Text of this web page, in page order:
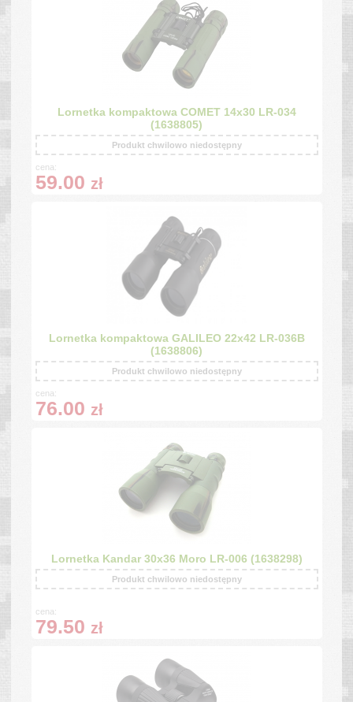
Lornetka kompaktowa COMET 14x30 LR-034
(1638805)
Produkt chwilowo niedostępny
cena:
59.00 zł
Lornetka kompaktowa GALILEO 22x42 LR-036B
(1638806)
Produkt chwilowo niedostępny
cena:
76.00 zł
Lornetka Kandar 30x36 Moro LR-006 (1638298)
Produkt chwilowo niedostępny
cena:
79.50 zł